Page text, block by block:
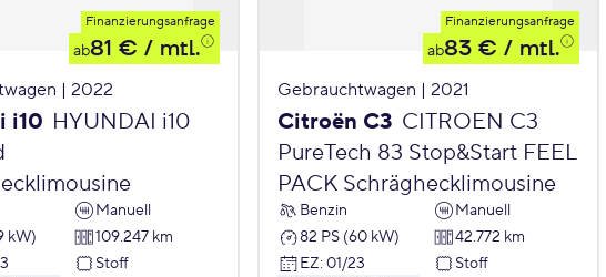
Finanzierungsanfrage
ab81 € / mtl.
| 2022
i10 HYUNDAI i10
Manuell
kW)
109.247 km
Stoff
Finanzierungsanfrage
ab83 € / mtl.
Gebrauchtwagen | 2021
Citroën C3 CITROEN C3
PureTech 83 Stop&Start FEEL
PACK Schräghecklimousine
Benzin
Manuell
82 PS (60 kW)
42.772 km
EZ: 01/23 Stoff